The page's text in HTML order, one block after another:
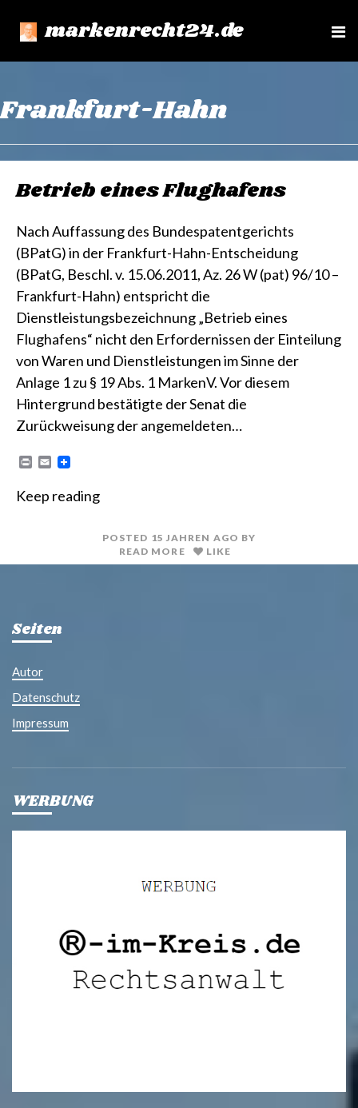
markenrecht24.de
e
Frankfurt-Hahn
Betrieb eines Flughafens
Nach Auffassung des Bundespatentgerichts
(BPatG) in der Frankfurt-Hahn-Entscheidung
(BPatG, Beschl. v. 15.06.2011, Az. 26 W (pat) 96/10 –
Frankfurt-Hahn) entspricht die
Dienstleistungsbezeichnung „Betrieb eines
Flughafens“ nicht den Erfordernissen der Einteilung
von Waren und Dienstleistungen im Sinne der
Anlage 1 zu § 19 Abs. 1 MarkenV. Vor diesem
Hintergrund bestätigte der Senat die
Zurückweisung der angemeldeten…
n
E
i
Keep reading
POSTED 15 JAHREN AGO BY
READ MORE
LIKE
Seiten
Autor
Datenschutz
Impressum
WERBUNG